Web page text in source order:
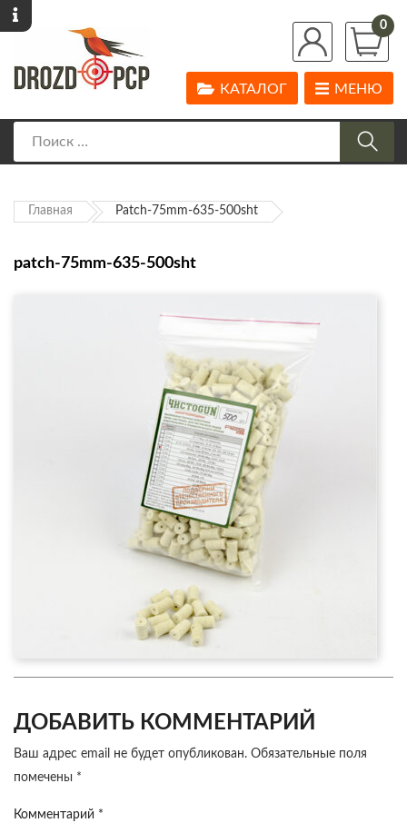
0
МЕНЮ
КАТАЛОГ
Главная Patch-75mm-635-500sht
patch-75mm-635-500sht
ДОБАВИТЬ КОММЕНТАРИЙ
Ваш адрес email не будет опубликован. Обязательные поля
помечены *
Комментарий *